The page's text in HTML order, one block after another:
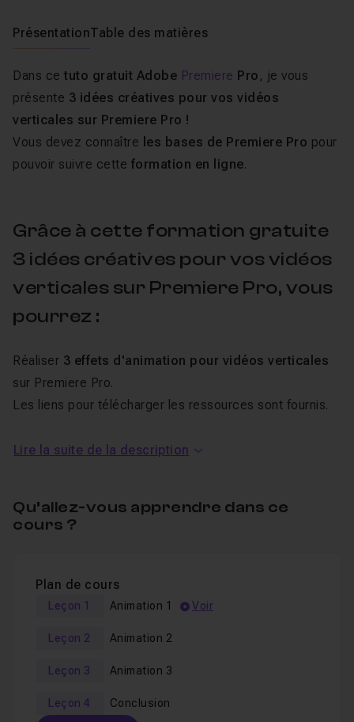
PrésentationTable des matières
Dans ce tuto gratuit Adobe Premiere Pro , je vous
présente 3 idées créatives pour vos vidéos
verticales sur Premiere Pro !
Vous devez connaître les bases de Premiere Pro pour
pouvoir suivre cette formation en ligne.
Grâce à cette formation gratuite
3 idées créatives pour vos vidéos
verticales sur Premiere Pro, vous
pourrez :
Réaliser 3 effets d'animation pour vidéos verticales
sur Premiere Pro.
Les liens pour télécharger les ressources sont fournis.
Vous connaissez bien Adobe Premiere Pro
CC (niveau intermédiaire) et souhaitez apprendre à
Pré-requis pour suivre ce cours
Vous devez avoir installé sur votre ordinateur le logiciel
Adobe Premiere Pro CC(vous pouvez également utiliser
la CC). Vous pourrez ainsi reproduire en temps réel
Lire la suite de la description
Qu’allez-vous apprendre dans ce
cours ?
Plan de cours
Leçon 1 Animation 1 Voir
Leçon 2 Animation 2
Leçon 3 Animation 3
Leçon 4 Conclusion